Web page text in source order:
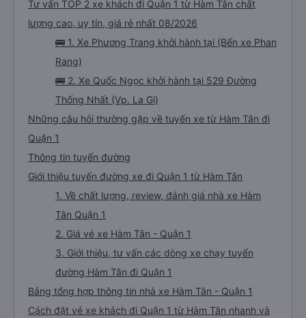
Tư vấn TOP 2 xe khách đi Quận 1 từ Hàm Tân chất
lượng cao, uy tín, giá rẻ nhất 08/2026
🚌 1. Xe Phương Trang khởi hành tại (Bến xe Phan
Rang)
🚌 2. Xe Quốc Ngọc khởi hành tại 529 Đường
Thống Nhất (Vp. La Gi)
Những câu hỏi thường gặp về tuyến xe từ Hàm Tân đi
Quận 1
Thông tin tuyến đường
Giới thiệu tuyến đường xe đi Quận 1 từ Hàm Tân
1. Về chất lượng, review, đánh giá nhà xe Hàm
Tân Quận 1
2. Giá vé xe Hàm Tân - Quận 1
3. Giới thiệu, tư vấn các dòng xe chạy tuyến
đường Hàm Tân đi Quận 1
Bảng tổng hợp thông tin nhà xe Hàm Tân - Quận 1
Cách đặt vé xe khách đi Quận 1 từ Hàm Tân nhanh và